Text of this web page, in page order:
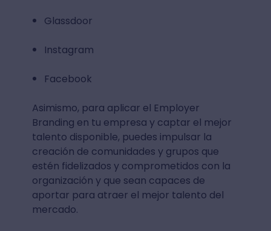
Glassdoor
Instagram
Facebook
Asimismo, para aplicar el Employer
Branding en tu empresa y captar el mejor
talento disponible, puedes impulsar la
creación de comunidades y grupos que
estén fidelizados y comprometidos con la
organización y que sean capaces de
aportar para atraer el mejor talento del
mercado.